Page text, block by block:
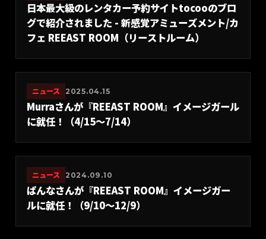
日本最大級のレンタカー予約サイトtocooのブロ
グで紹介されました - 新感覚アミューズメント/カ
フェ REEAST ROOM（リーストルーム）
ニュース 2025.04.15
Murraさんが『REEAST ROOM』イメージガール
に就任！（4/15〜7/14）
ニュース 2024.09.10
ぱんなさんが『REEAST ROOM』イメージガー
ルに就任！（9/10〜12/9）